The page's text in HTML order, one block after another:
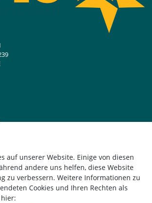
auf unserer Website. Einige von diesen
andere uns helfen, diese Website
zu verbessern. Weitere Informationen zu
Cookies und Ihren Rechten als